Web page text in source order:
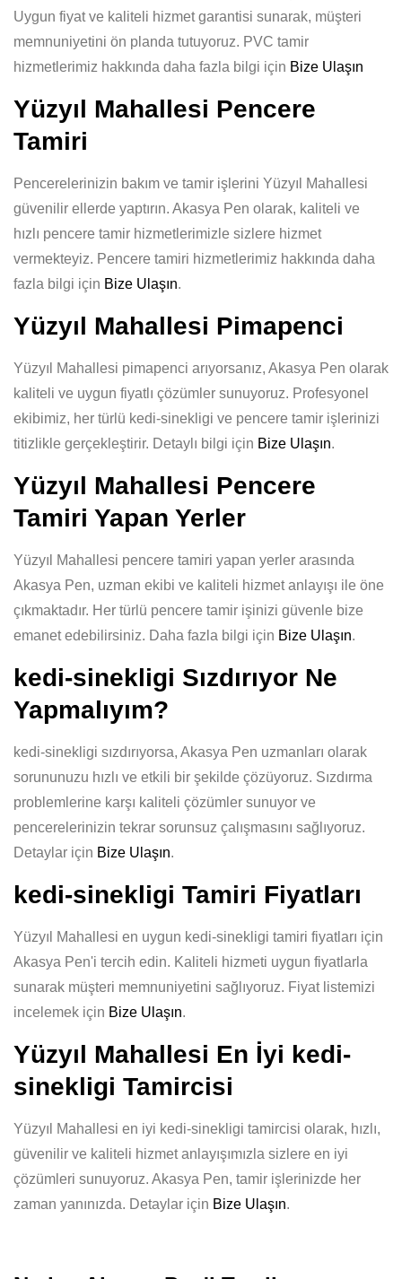
Uygun fiyat ve kaliteli hizmet garantisi sunarak, müşteri
memnuniyetini ön planda tutuyoruz. PVC tamir
hizmetlerimiz hakkında daha fazla bilgi için Bize Ulaşın
Yüzyıl Mahallesi Pencere
Tamiri
Pencerelerinizin bakım ve tamir işlerini Yüzyıl Mahallesi
güvenilir ellerde yaptırın. Akasya Pen olarak, kaliteli ve
hızlı pencere tamir hizmetlerimizle sizlere hizmet
vermekteyiz. Pencere tamiri hizmetlerimiz hakkında daha
fazla bilgi için Bize Ulaşın.
Yüzyıl Mahallesi Pimapenci
Yüzyıl Mahallesi pimapenci arıyorsanız, Akasya Pen olarak
kaliteli ve uygun fiyatlı çözümler sunuyoruz. Profesyonel
ekibimiz, her türlü kedi-sinekligi ve pencere tamir işlerinizi
titizlikle gerçekleştirir. Detaylı bilgi için Bize Ulaşın.
Yüzyıl Mahallesi Pencere
Tamiri Yapan Yerler
Yüzyıl Mahallesi pencere tamiri yapan yerler arasında
Akasya Pen, uzman ekibi ve kaliteli hizmet anlayışı ile öne
çıkmaktadır. Her türlü pencere tamir işinizi güvenle bize
emanet edebilirsiniz. Daha fazla bilgi için Bize Ulaşın.
kedi-sinekligi Sızdırıyor Ne
Yapmalıyım?
kedi-sinekligi sızdırıyorsa, Akasya Pen uzmanları olarak
sorununuzu hızlı ve etkili bir şekilde çözüyoruz. Sızdırma
problemlerine karşı kaliteli çözümler sunuyor ve
pencerelerinizin tekrar sorunsuz çalışmasını sağlıyoruz.
Detaylar için Bize Ulaşın.
kedi-sinekligi Tamiri Fiyatları
Yüzyıl Mahallesi en uygun kedi-sinekligi tamiri fiyatları için
Akasya Pen'i tercih edin. Kaliteli hizmeti uygun fiyatlarla
sunarak müşteri memnuniyetini sağlıyoruz. Fiyat listemizi
incelemek için Bize Ulaşın.
Yüzyıl Mahallesi En İyi kedi-
sinekligi Tamircisi
Yüzyıl Mahallesi en iyi kedi-sinekligi tamircisi olarak, hızlı,
güvenilir ve kaliteli hizmet anlayışımızla sizlere en iyi
çözümleri sunuyoruz. Akasya Pen, tamir işlerinizde her
zaman yanınızda. Detaylar için Bize Ulaşın.